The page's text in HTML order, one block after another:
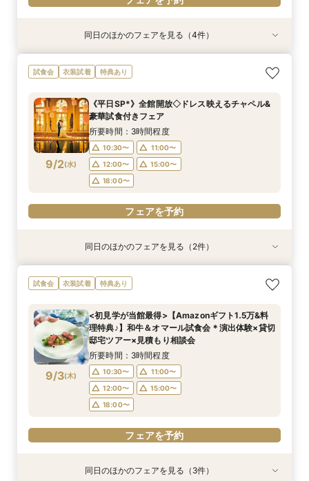
特典あり
8/30(日)
【初見学でも安心♪】会場見学ツアー×絶品試食×
見積り相談会
9:00〜
9:30〜
14:00〜
14:30〜
18:00〜
フェアを予約
特典あり
8/30(日)
ご予算重視の方へ◆シンプル婚＆パパママ婚◆お
見積徹底サポート
9:00〜
9:30〜
14:00〜
14:30〜
フェアを予約
特典あり
8/30(日)
【10～30名*少人数検討の方へ】貸切邸宅で叶え
るアットホームW×豪華試食
9:00〜
9:30〜
14:00〜
14:30〜
18:00〜
フェアを予約
特典あり
8/30(日)
【全館貸切◇ペット婚におすすめ】豪華試食×
ペット衣装付フェア
9:00〜
9:30〜
14:00〜
14:30〜
フェアを予約
同日のほかのフェアを見る（4件）
試食会 衣装試着 特典あり
9/2(水)
《平日SP*》全館開放◇ドレス映えるチャペル&
豪華試食付きフェア
所要時間：3時間程度
10:30〜
11:00〜
12:00〜
15:00〜
18:00〜
フェアを予約
衣装試着 特典あり
9/2(水)
＜初めての式場見学＞心躍る花嫁の第一歩♪ゆっ
たり相談＆見学会
10:30〜
11:00〜
12:00〜
15:00〜
18:00〜
フェアを予約
特典あり
9/2(水)
<30名までの少人数Wに◎>貸切邸宅で叶えるカ
ジュアル婚×試食会
10:30〜
11:00〜
12:00〜
15:00〜
18:00〜
フェアを予約
同日のほかのフェアを見る（2件）
試食会 衣装試着 特典あり
9/3(木)
<初見学が当館最得>【Amazonギフト1.5万&料
理特典♪】和牛＆オマール試食会＊演出体験×貸切
邸宅ツアー×見積もり相談会
所要時間：3時間程度
10:30〜
11:00〜
12:00〜
15:00〜
18:00〜
フェアを予約
衣装試着 特典あり
特典あり同日のほかのフェアを見る（3件）